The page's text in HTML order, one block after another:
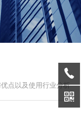
点以及使用行业分析